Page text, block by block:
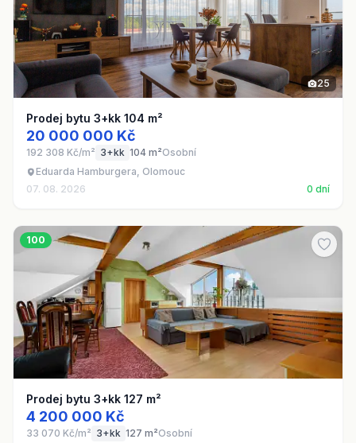
25
Prodej bytu 3+kk 104 m²
20 000 000 Kč
192 308 Kč/m² 3+kk 104 m²Osobní
Eduarda Hamburgera, Olomouc
07. 08. 2026
0 dní
100
Prodej bytu 3+kk 127 m²
4 200 000 Kč
33 070 Kč/m² 3+kk 127 m²Osobní